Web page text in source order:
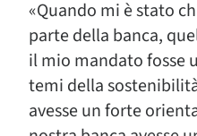
«Quando mi è stato
parte della banca,
il mio mandato fosse
temi della
avesse un forte